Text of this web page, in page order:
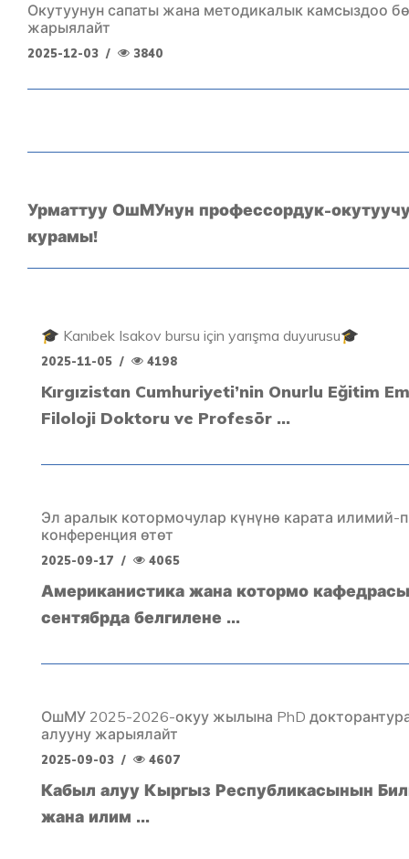
Окутуунун сапаты жана методикалык камсыздоо
жарыялайт
2025-12-03 / 3840
Урматтуу ОшМУнун профессордук-
курамы!
🎓 Kanıbek Isakov bursu için yarışma duyurusu🎓
2025-11-05 / 4198
Kırgızistan Cumhuriyeti’nin Onurlu Eğitim
Filoloji Doktoru ve Profesör ...
Эл аралык котормочулар күнүнө карата илимий-
конференция өтөт
2025-09-17 / 4065
Американистика жана котормо
сентябрда белгилене ...
ОшМУ 2025-2026-окуу жылына PhD
алууну жарыялайт
2025-09-03 / 4607
Кабыл алуу Кыргыз Республикасынын
жана илим ...